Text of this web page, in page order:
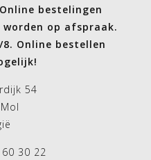
bestelingen
op afspraak.
Online bestellen
54
30 22